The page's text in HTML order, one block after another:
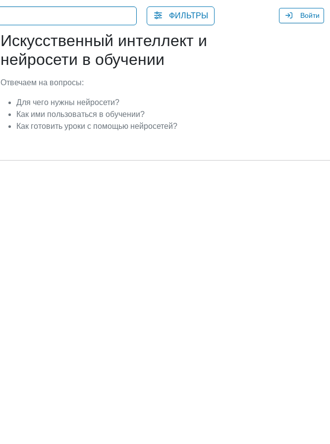
ФИЛЬТРЫ Войти
Искусственный интеллект и
нейросети в обучении
Отвечаем на вопросы:
Для чего нужны нейросети?
Как ими пользоваться в обучении?
Как готовить уроки с помощью нейросетей?